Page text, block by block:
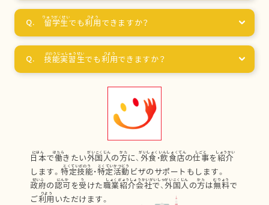
留学生でも利用 できますか？
技能実習生でも利用できますか？
日本で働きたい外国人の方に、 外食 ・飲食店の仕事を紹介
します。特定技能・特定活動 ビザのサポートもします。
政府の認可を受けた職業紹介会社で、 外国人の方は無料で
ご利用 いただけます。